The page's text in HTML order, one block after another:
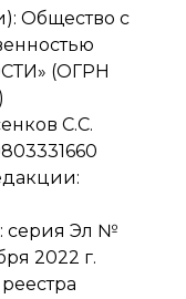
Общество с
(ОГРН
С.С.
серия Эл №
2022 г.